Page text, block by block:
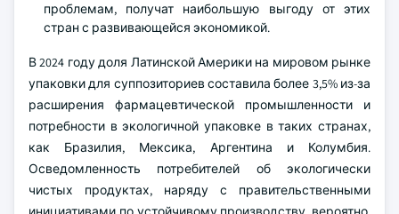
проблемам, получат наибольшую выгоду от этих
стран с развивающейся экономикой.
В 2024 году доля Латинской Америки на мировом рынке
упаковки для суппозиториев составила более 3,5% из-за
расширения фармацевтической промышленности и
потребности в экологичной упаковке в таких странах,
как Бразилия, Мексика, Аргентина и Колумбия.
Осведомленность потребителей об экологически
чистых продуктах, наряду с правительственными